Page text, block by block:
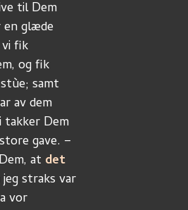
til Dem
glæde
fik
og fik
samt
av dem
takker Dem
gave. –
at det
straks var
vor